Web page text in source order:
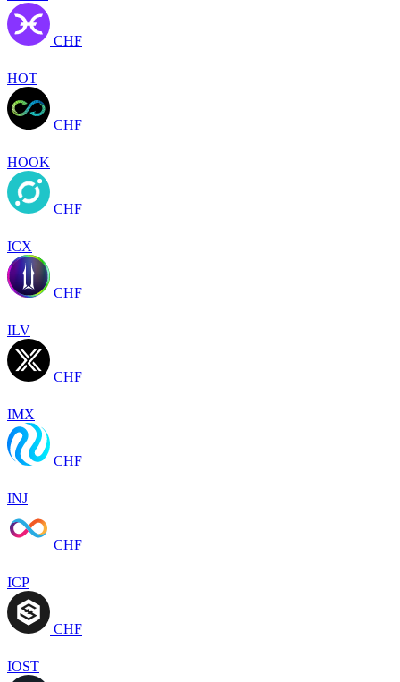
CHF
HOT
CHF
HOOK
CHF
ICX
CHF
ILV
CHF
IMX
CHF
INJ
CHF
ICP
CHF
IOST